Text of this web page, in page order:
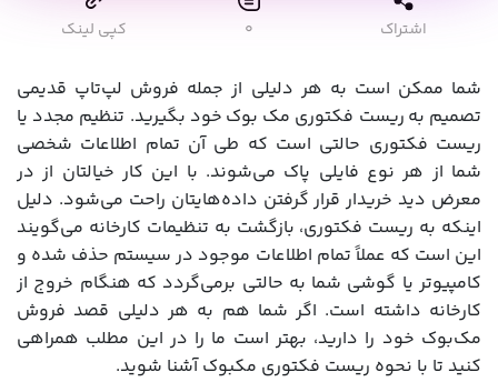
اشتراک ۰ کپی لینک
شما ممکن است به هر دلیلی از جمله فروش لپ‌تاپ قدیمی
تصمیم به ریست فکتوری مک بوک خود بگیرید. تنظیم مجدد یا
ریست فکتوری حالتی است که طی آن تمام اطلاعات شخصی
شما از هر نوع فایلی پاک می‌شوند. با این کار خیالتان از در
معرض دید خریدار قرار گرفتن داده‌هایتان راحت می‌شود. دلیل
اینکه به ریست فکتوری، بازگشت به تنظیمات کارخانه می‌گویند
این است که عملاً تمام اطلاعات موجود در سیستم حذف شده و
کامپیوتر یا گوشی شما به حالتی برمی‌گردد که هنگام خروج از
کارخانه داشته است. اگر شما هم به هر دلیلی قصد فروش
مک‌بوک خود را دارید، بهتر است ما را در این مطلب همراهی
کنید تا با نحوه ریست فکتوری مکبوک آشنا شوید.